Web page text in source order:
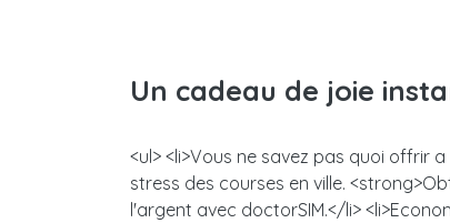
Un cadeau de joie
<ul> <li>Vous ne savez pas quoi offrir
stress des courses en ville.
l'argent avec doctorSIM.</li>